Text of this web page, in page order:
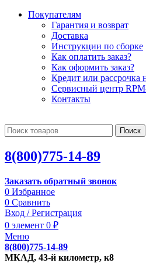
Покупателям
Гарантия и возврат
Доставка
Инструкции по сборке
Как оплатить заказ?
Как оформить заказ?
Кредит или рассрочка
Сервисный центр
Контакты
Поиск
8(800)775-14-89
Заказать обратный звонок
0 Избранное
0 Сравнить
Вход / Регистрация
0 элемент 0 ₽
Меню
8(800)775-14-89
МКАД, 43-й километр, к8